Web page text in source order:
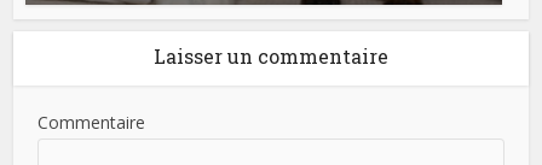
Laisser un commentaire
Commentaire